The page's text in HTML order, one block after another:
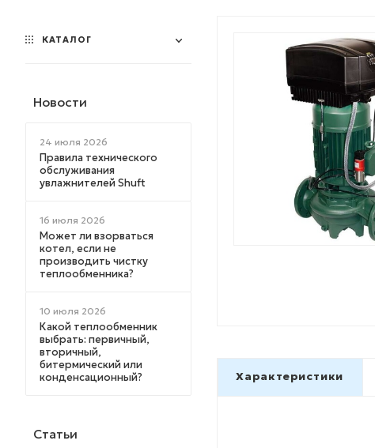
Характеристики
КАТАЛОГ
Новости
24 июля 2026
Правила технического
обслуживания
увлажнителей Shuft
16 июля 2026
Может ли взорваться
котел, если не
производить чистку
теплообменника?
10 июля 2026
Какой теплообменник
выбрать: первичный,
вторичный,
битермический или
конденсационный?
Статьи